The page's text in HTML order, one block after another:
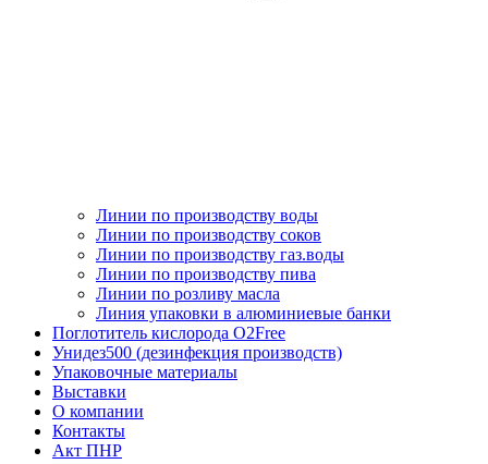
Линии по производству воды
Линии по производству соков
Линии по производству газ.воды
Линии по производству пива
Линии по розливу масла
Линия упаковки в алюминиевые банки
Поглотитель кислорода O2Free
Унидез500 (дезинфекция производств)
Упаковочные материалы
Выставки
О компании
Контакты
Акт ПНР